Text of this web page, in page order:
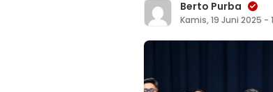
Berto Purba
Kamis, 19 Juni 2025 -